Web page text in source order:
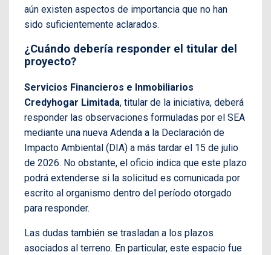
aún existen aspectos de importancia que no han
sido suficientemente aclarados.
¿Cuándo debería responder el titular del
proyecto?
Servicios Financieros e Inmobiliarios
Credyhogar Limitada, titular de la iniciativa, deberá
responder las observaciones formuladas por el SEA
mediante una nueva Adenda a la Declaración de
Impacto Ambiental (DIA) a más tardar el 15 de julio
de 2026. No obstante, el oficio indica que este plazo
podrá extenderse si la solicitud es comunicada por
escrito al organismo dentro del período otorgado
para responder.
Las dudas también se trasladan a los plazos
asociados al terreno. En particular, este espacio fue